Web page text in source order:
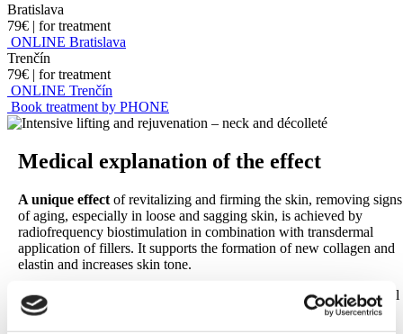
Bratislava
79€ | for treatment
ONLINE Bratislava
Trenčín
79€ | for treatment
ONLINE Trenčín
Book treatment by PHONE
Medical explanation of the effect
A unique effect of revitalizing and firming the skin, removing signs
of aging, especially in loose and sagging skin, is achieved by
radiofrequency biostimulation in combination with transdermal
application of fillers. It supports the formation of new collagen and
elastin and increases skin tone.
We will energize your skin cells –
rejuvenate on the spot.We will
restore freshness to sagging and tired skin.